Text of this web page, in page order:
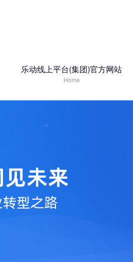
乐动线上平台(集团)官方网站
Home